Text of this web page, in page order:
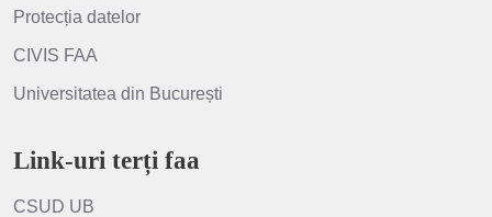
Protecția datelor
CIVIS FAA
Universitatea din București
Link-uri terți faa
CSUD UB